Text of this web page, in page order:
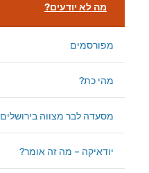
מה לא יודעים?
מפורסמים
מהי כת?
מסעדה לבר מצווה בירושלים
יודאיקה – מה זה אומר?